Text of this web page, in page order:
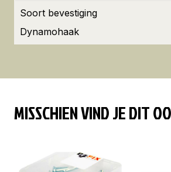
Soort bevestiging
Dynamohaak
MISSCHIEN VIND JE DIT